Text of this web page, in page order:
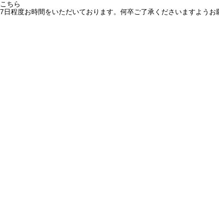
ちら
程度お時間をいただいております。何卒ご了承くださいますようお